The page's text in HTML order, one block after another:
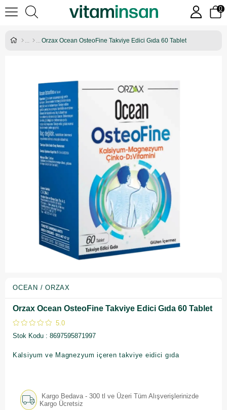
0
Orzax Ocean OsteoFine Takviye Edici Gıda 60 Tablet
OCEAN / ORZAX
Orzax Ocean OsteoFine Takviye Edici Gıda 60 Tablet
5.0
Stok Kodu
8697595871997
Kalsiyum ve Magnezyum içeren takviye eidici gıda
Kargo Bedava - 300 tl ve Üzeri Tüm Alışverişlerinizde
Kargo Ücretsiz